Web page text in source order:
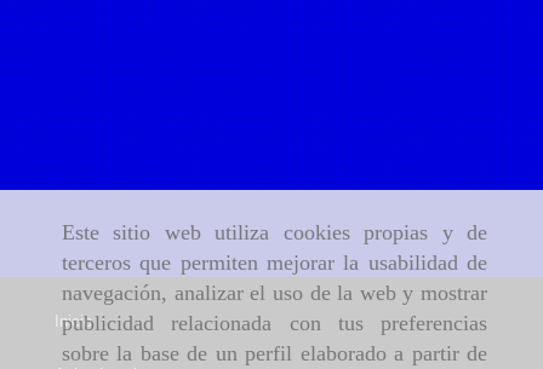
Este sitio web utiliza cookies propias y de
terceros que permiten mejorar la usabilidad de
navegación, analizar el uso de la web y mostrar
publicidad relacionada con tus preferencias
sobre la base de un perfil elaborado a partir de
Inicio